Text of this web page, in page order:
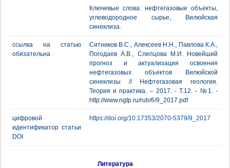
Ключевые слова: нефтегазовые объекты,
углеводородное сырье, Вилюйская
синеклиза.
ссылка на статью
обязательна
Ситников В.С., Алексеев Н.Н., Павлова К.А.,
Погодаев А.В., Слепцова М.И. Новейший
прогноз и актуализация освоения
нефтегазовых объектов Вилюйской
синеклизы // Нефтегазовая геология.
Теория и практика. – 2017. - Т.12. - №1. -
http://www.ngtp.ru/rub/6/9_2017.pdf
цифровой
идентификатор статьи
DOI
https://doi.org/10.17353/2070-5379/9_2017
Литература